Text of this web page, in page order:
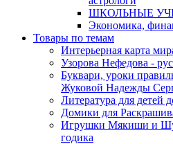
ШКОЛЬНЫЕ
Экономика,
Товары по темам
Интерьерная карта
Узорова Нефедова -
Буквари, уроки
Жуковой Надежды
Литература для детей
Домики для
Игрушки Мякиши и
годика